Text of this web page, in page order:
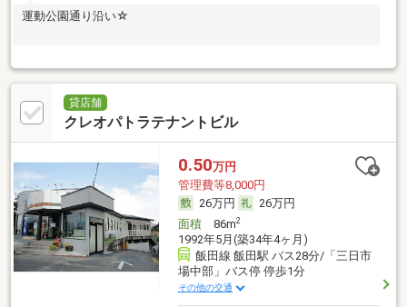
運動公園通り沿い☆
貸店舗
クレオパトラテナントビル
0.50万円
管理費等8,000円
26万円
26万円
面積86m2
1992年5月(築34年4ヶ月)
飯田線 飯田駅 バス28分/「三日市
場中部」バス停 停歩1分
その他の交通